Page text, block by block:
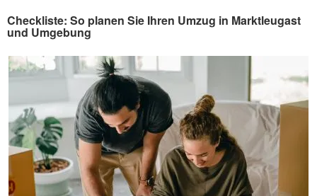
Checkliste: So planen Sie Ihren Umzug in Marktleugast
und Umgebung